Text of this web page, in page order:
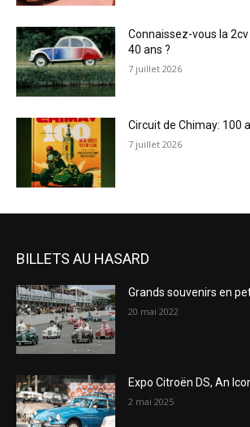
Connaissez-vous la
40 ans ?
7 juillet 2026
Circuit de Chimay: 100
7 juillet 2026
BILLETS AU HASARD
Grands souvenirs en
20 mai 2022
Expo Citroën DS, An
2 mai 2025